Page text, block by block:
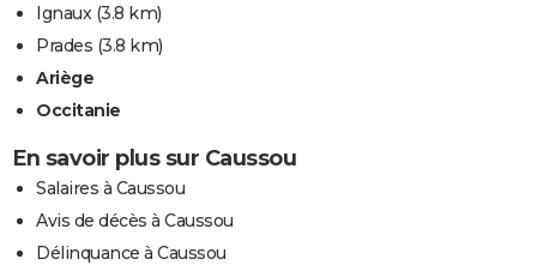
Ignaux(3.8 km)
Prades (3.8 km)
Ariège
Occitanie
En savoir plus sur Caussou
Salaires à Caussou
Avis de décès à Caussou
Délinquance à Caussou